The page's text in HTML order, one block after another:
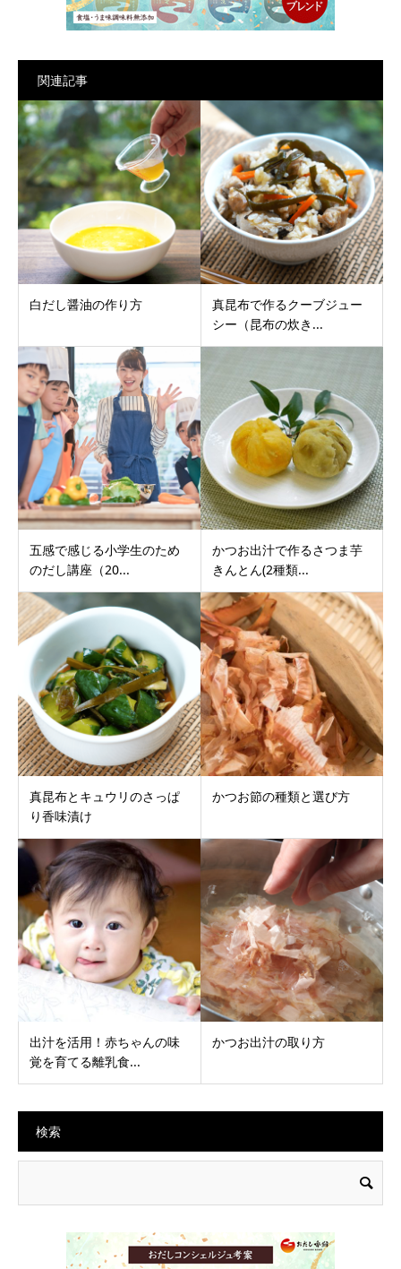
関連記事
白だし醤油の作り方
真昆布で作るクーブジュー
シー（昆布の炊き...
五感で感じる小学生のため
のだし講座（20...
かつお出汁で作るさつま芋
きんとん(2種類...
真昆布とキュウリのさっぱ
り香味漬け
かつお節の種類と選び方
出汁を活用！赤ちゃんの味
覚を育てる離乳食...
かつお出汁の取り方
検索